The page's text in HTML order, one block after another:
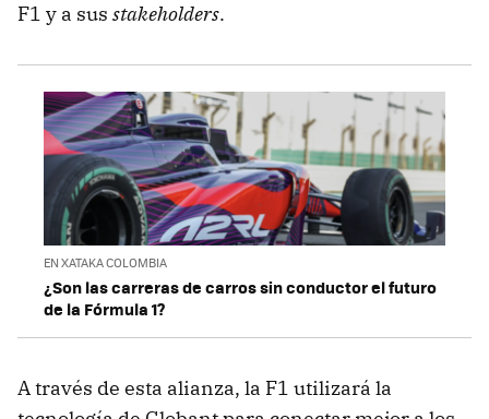
F1 y a sus stakeholders.
EN XATAKA COLOMBIA
¿Son las carreras de carros sin conductor el futuro
de la Fórmula 1?
A través de esta alianza, la F1 utilizará la